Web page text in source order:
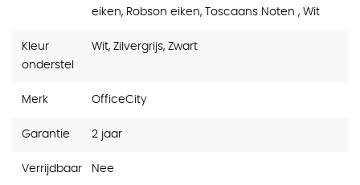
eiken, Robson eiken, Toscaans Noten , Wit
Kleur
onderstel
Wit, Zilvergrijs, Zwart
Merk OfficeCity
Garantie 2 jaar
Verrijdbaar Nee